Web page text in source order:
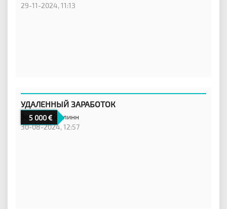
29-11-2024, 11:13
5 000
УДАЛЕННЫЙ ЗАРАБОТОК
Эстония,Таллинн
30-08-2024, 12:57